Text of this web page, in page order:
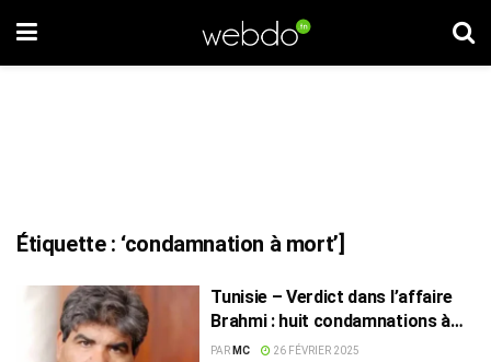
Étiquette : ‘condamnation à mort’]
Tunisie – Verdict dans l’affaire
Brahmi : huit condamnations à
mort prononcées
PAR MC 26 FÉVRIER 2025